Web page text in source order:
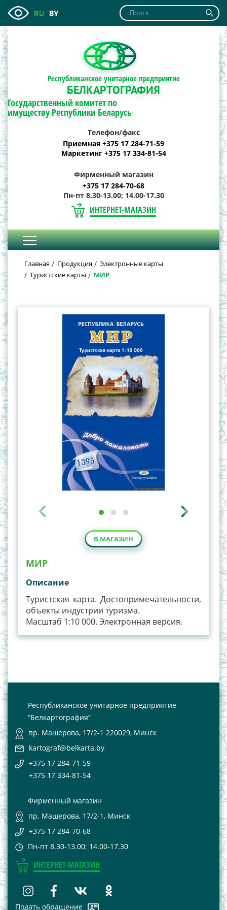
RU BY
Республиканское унитарное предприятие
БЕЛКАРТОГРАФИЯ
Государственный комитет по
имуществу Республики Беларусь
Телефон/факс
Приемная +375 17 284-71-59
Маркетинг +375 17 334-81-54
Фирменный магазин
+375 17 284-70-68
Пн-пт 8.30-13.00; 14.00-17.30
ИНТЕРНЕТ-МАГАЗИН
Главная Продукция
Электронные карты
Туристские карты
МИР
В МАГАЗИН
МИР
Описание
Туристская карта. Достопримечательности,
объекты индустрии туризма.
Масштаб 1:10 000. Электронная версия.
Республиканское унитарное предприятие
“Белкартография”
пр. Машерова, 17/2-1 220029, Минск
kartograf@belkarta.by
+375 17 284-71-59
+375 17 334-81-54
Фирменный магазин
пр. Машерова, 17/2-1, Минск
+375 17 284-70-68
Пн-пт 8.30-13.00; 14.00-17.30
ИНТЕРНЕТ-МАГАЗИН
Подать обращение